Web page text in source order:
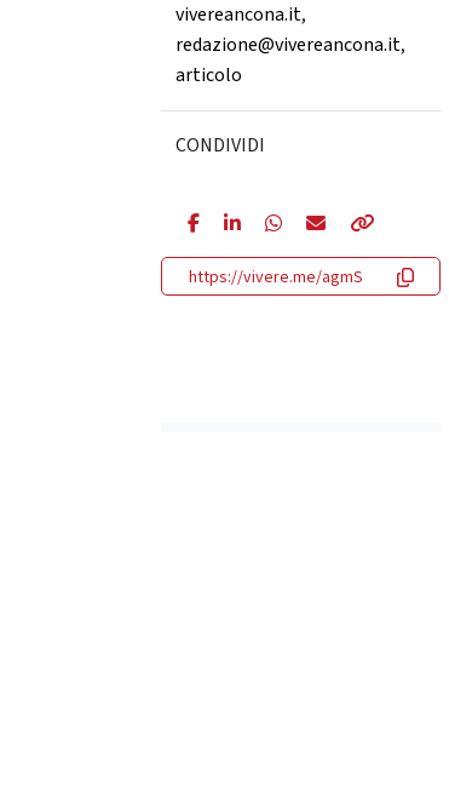
vivereancona.it,
redazione@vivereancona.it,
articolo
CONDIVIDI
https://vivere.me/agmS